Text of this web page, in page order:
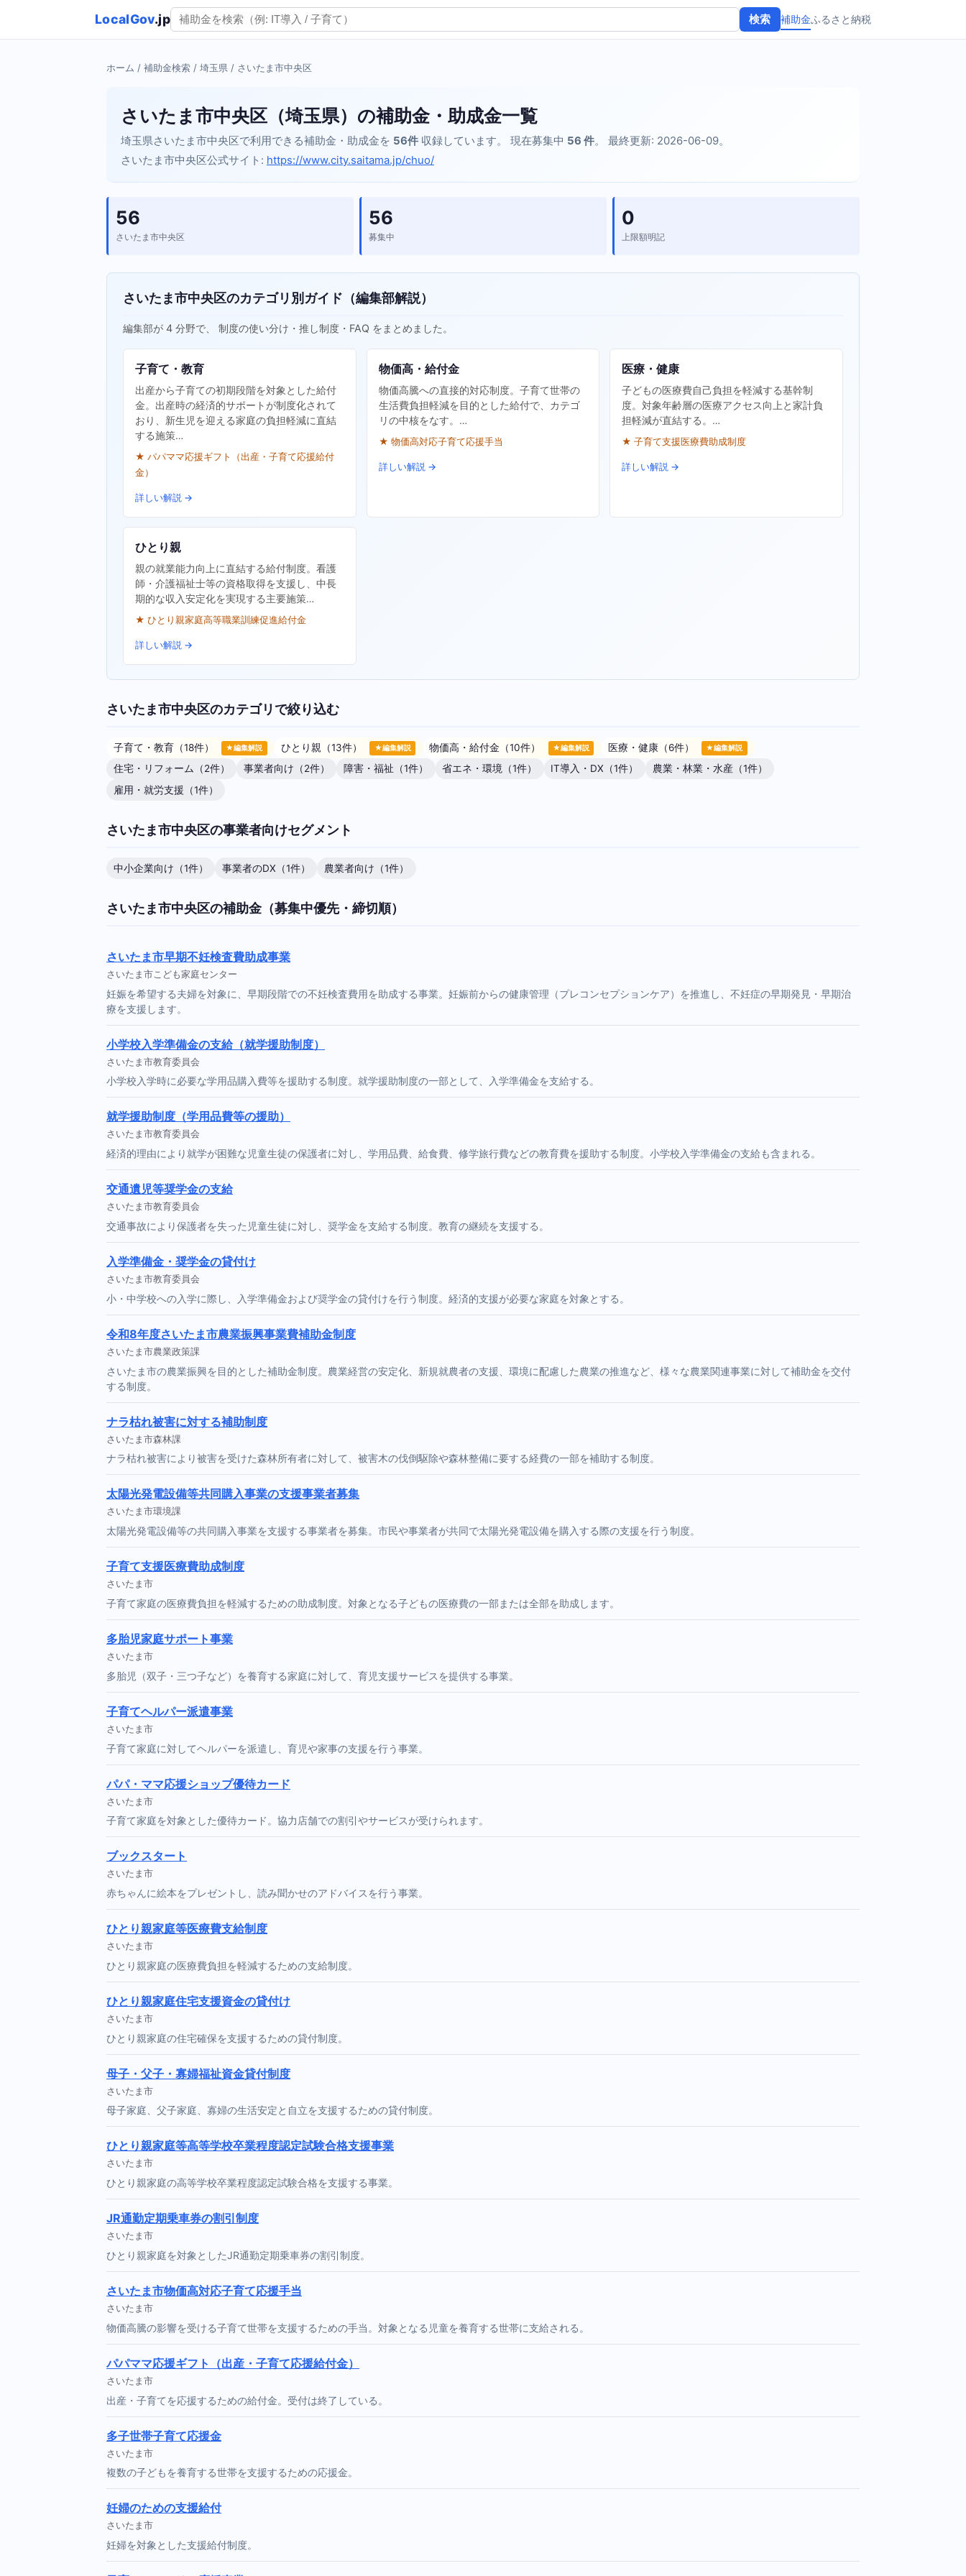
LocalGov.jp 検索 補助金ふるさと納税
ホーム / 補助金検索 / 埼玉県 / さいたま市中央区
さいたま市中央区（埼玉県）の補助金・助成金一覧
埼玉県さいたま市中央区で利用できる補助金・助成金を 56件 収録しています。 現在募集中 56 件。 最終更新: 2026-06-09。
さいたま市中央区公式サイト: https://www.city.saitama.jp/chuo/
56
さいたま市中央区
56
募集中
0
上限額明記
さいたま市中央区のカテゴリ別ガイド（編集部解説）
編集部が 4 分野で、 制度の使い分け・推し制度・FAQ をまとめました。
子育て・教育
出産から子育ての初期段階を対象とした給付
金。出産時の経済的サポートが制度化されて
おり、新生児を迎える家庭の負担軽減に直結
する施策…
★ パパママ応援ギフト（出産・子育て応援給付
金）
詳しい解説 →
物価高・給付金
物価高騰への直接的対応制度。子育て世帯の
生活費負担軽減を目的とした給付で、カテゴ
リの中核をなす。…
★ 物価高対応子育て応援手当
詳しい解説 →
医療・健康
子どもの医療費自己負担を軽減する基幹制
度。対象年齢層の医療アクセス向上と家計負
担軽減が直結する。…
★ 子育て支援医療費助成制度
詳しい解説 →
ひとり親
親の就業能力向上に直結する給付制度。看護
師・介護福祉士等の資格取得を支援し、中長
期的な収入安定化を実現する主要施策…
★ ひとり親家庭高等職業訓練促進給付金
詳しい解説 →
さいたま市中央区のカテゴリで絞り込む
子育て・教育（18件） ★編集解説 ひとり親（13件） ★編集解説 物価高・給付金（10件） ★編集解説 医療・健康（6件） ★編集解説
住宅・リフォーム（2件） 事業者向け（2件） 障害・福祉（1件） 省エネ・環境（1件） IT導入・DX（1件）
農業・林業・水産（1件）
雇用・就労支援（1件）
さいたま市中央区の事業者向けセグメント
中小企業向け（1件） 事業者のDX（1件） 農業者向け（1件）
さいたま市中央区の補助金（募集中優先・締切順）
さいたま市早期不妊検査費助成事業
さいたま市こども家庭センター
妊娠を希望する夫婦を対象に、早期段階での不妊検査費用を助成する事業。妊娠前からの健康管理（プレコンセプションケア）を推進し、不妊症の早期発見・早期治
療を支援します。
小学校入学準備金の支給（就学援助制度）
さいたま市教育委員会
小学校入学時に必要な学用品購入費等を援助する制度。就学援助制度の一部として、入学準備金を支給する。
就学援助制度（学用品費等の援助）
さいたま市教育委員会
経済的理由により就学が困難な児童生徒の保護者に対し、学用品費、給食費、修学旅行費などの教育費を援助する制度。小学校入学準備金の支給も含まれる。
交通遺児等奨学金の支給
さいたま市教育委員会
交通事故により保護者を失った児童生徒に対し、奨学金を支給する制度。教育の継続を支援する。
入学準備金・奨学金の貸付け
さいたま市教育委員会
小・中学校への入学に際し、入学準備金および奨学金の貸付けを行う制度。経済的支援が必要な家庭を対象とする。
令和8年度さいたま市農業振興事業費補助金制度
さいたま市農業政策課
さいたま市の農業振興を目的とした補助金制度。農業経営の安定化、新規就農者の支援、環境に配慮した農業の推進など、様々な農業関連事業に対して補助金を交付
する制度。
ナラ枯れ被害に対する補助制度
さいたま市森林課
ナラ枯れ被害により被害を受けた森林所有者に対して、被害木の伐倒駆除や森林整備に要する経費の一部を補助する制度。
太陽光発電設備等共同購入事業の支援事業者募集
さいたま市環境課
太陽光発電設備等の共同購入事業を支援する事業者を募集。市民や事業者が共同で太陽光発電設備を購入する際の支援を行う制度。
子育て支援医療費助成制度
さいたま市
子育て家庭の医療費負担を軽減するための助成制度。対象となる子どもの医療費の一部または全部を助成します。
多胎児家庭サポート事業
さいたま市
多胎児（双子・三つ子など）を養育する家庭に対して、育児支援サービスを提供する事業。
子育てヘルパー派遣事業
さいたま市
子育て家庭に対してヘルパーを派遣し、育児や家事の支援を行う事業。
パパ・ママ応援ショップ優待カード
さいたま市
子育て家庭を対象とした優待カード。協力店舗での割引やサービスが受けられます。
ブックスタート
さいたま市
赤ちゃんに絵本をプレゼントし、読み聞かせのアドバイスを行う事業。
ひとり親家庭等医療費支給制度
さいたま市
ひとり親家庭の医療費負担を軽減するための支給制度。
ひとり親家庭住宅支援資金の貸付け
さいたま市
ひとり親家庭の住宅確保を支援するための貸付制度。
母子・父子・寡婦福祉資金貸付制度
さいたま市
母子家庭、父子家庭、寡婦の生活安定と自立を支援するための貸付制度。
ひとり親家庭等高等学校卒業程度認定試験合格支援事業
さいたま市
ひとり親家庭の高等学校卒業程度認定試験合格を支援する事業。
JR通勤定期乗車券の割引制度
さいたま市
ひとり親家庭を対象としたJR通勤定期乗車券の割引制度。
さいたま市物価高対応子育て応援手当
さいたま市
物価高騰の影響を受ける子育て世帯を支援するための手当。対象となる児童を養育する世帯に支給される。
パパママ応援ギフト（出産・子育て応援給付金）
さいたま市
出産・子育てを応援するための給付金。受付は終了している。
多子世帯子育て応援金
さいたま市
複数の子どもを養育する世帯を支援するための応援金。
妊婦のための支援給付
さいたま市
妊婦を対象とした支援給付制度。